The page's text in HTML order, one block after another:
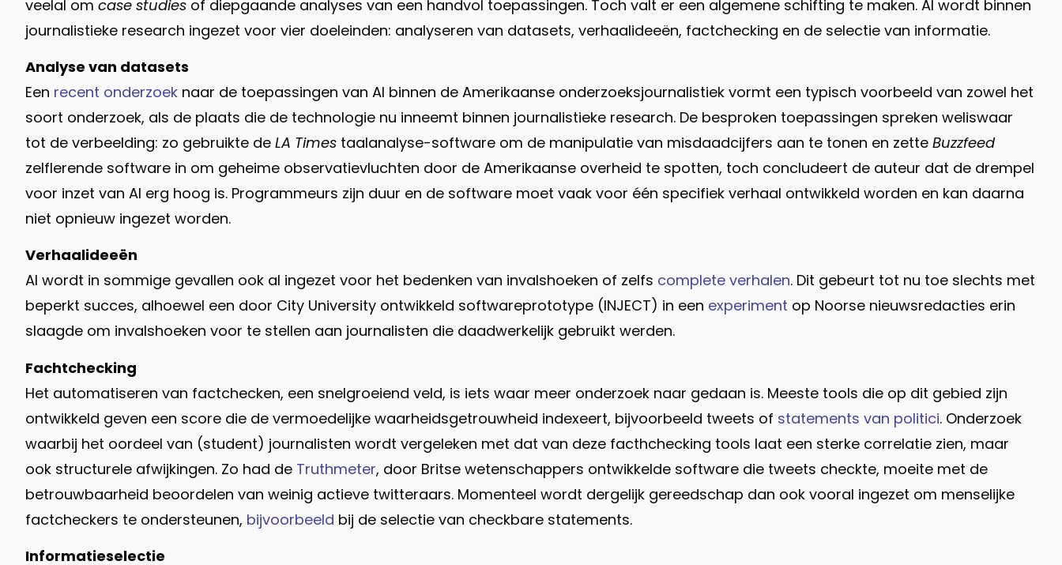
veelal om case studies of diepgaande analyses van een handvol toepassingen. Toch valt er een algemene schifting te maken. AI wordt binnen
journalistieke research ingezet voor vier doeleinden: analyseren van datasets, verhaalideeën, factchecking en de selectie van informatie.
Analyse van datasets
Een recent onderzoek naar de toepassingen van AI binnen de Amerikaanse onderzoeksjournalistiek vormt een typisch voorbeeld van zowel het
soort onderzoek, als de plaats die de technologie nu inneemt binnen journalistieke research. De besproken toepassingen spreken weliswaar
tot de verbeelding: zo gebruikte de LA Times taalanalyse-software om de manipulatie van misdaadcijfers aan te tonen en zette Buzzfeed
zelflerende software in om geheime observatievluchten door de Amerikaanse overheid te spotten, toch concludeert de auteur dat de drempel
voor inzet van AI erg hoog is. Programmeurs zijn duur en de software moet vaak voor één specifiek verhaal ontwikkeld worden en kan daarna
niet opnieuw ingezet worden.
Verhaalideeën
AI wordt in sommige gevallen ook al ingezet voor het bedenken van invalshoeken of zelfs complete verhalen. Dit gebeurt tot nu toe slechts met
beperkt succes, alhoewel een door City University ontwikkeld softwareprototype (INJECT) in een experiment op Noorse nieuwsredacties erin
slaagde om invalshoeken voor te stellen aan journalisten die daadwerkelijk gebruikt werden.
Fachtchecking
Het automatiseren van factchecken, een snelgroeiend veld, is iets waar meer onderzoek naar gedaan is. Meeste tools die op dit gebied zijn
ontwikkeld geven een score die de vermoedelijke waarheidsgetrouwheid indexeert, bijvoorbeeld tweets of statements van politici. Onderzoek
waarbij het oordeel van (student) journalisten wordt vergeleken met dat van deze facthchecking tools laat een sterke correlatie zien, maar
ook structurele afwijkingen. Zo had de Truthmeter, door Britse wetenschappers ontwikkelde software die tweets checkte, moeite met de
betrouwbaarheid beoordelen van weinig actieve twitteraars. Momenteel wordt dergelijk gereedschap dan ook vooral ingezet om menselijke
factcheckers te ondersteunen, bijvoorbeeld bij de selectie van checkbare statements.
Informatieselectie